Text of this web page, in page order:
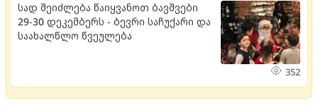
სად შეიძლება წაიყვანოთ ბავშვები
29-30 დეკემბერს - ბევრი საჩუქარი და
საახალწლო წვეულება
352